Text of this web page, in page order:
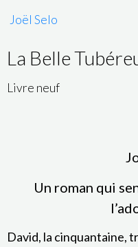
Joël Selo
La Belle
Livre neuf
Un roman qui
David, la cinquantaine,